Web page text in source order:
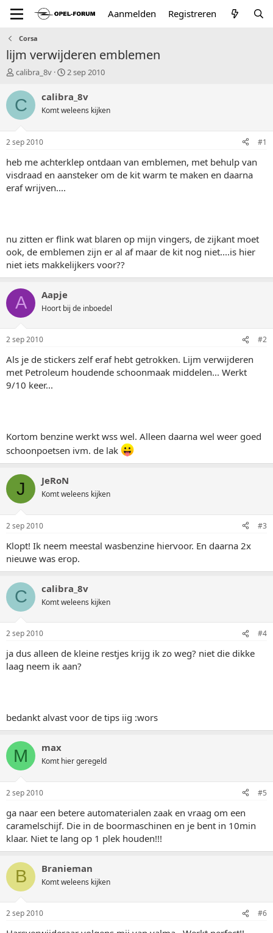
Aanmelden Registreren
Corsa
lijm verwijderen emblemen
T
p
i
a
r
e
r
calibra_8v
S
a
t
u
2 sep 2010
C calibra_8v
Komt weleens kijken
2 sep 2010 #1
heb me achterklep ontdaan van emblemen, met behulp van
visdraad en aansteker om de kit warm te maken en daarna
eraf wrijven....
nu zitten er flink wat blaren op mijn vingers, de zijkant moet
ook, de emblemen zijn er al af maar de kit nog niet....is hier
niet iets makkelijkers voor??
A Aapje
Hoort bij de inboedel
2 sep 2010 #2
Als je de stickers zelf eraf hebt getrokken. Lijm verwijderen
met Petroleum houdende schoonmaak middelen... Werkt
9/10 keer...
Kortom benzine werkt wss wel. Alleen daarna wel weer goed
schoonpoetsen ivm. de lak
J JeRoN
Komt weleens kijken
2 sep 2010 #3
Klopt! Ik neem meestal wasbenzine hiervoor. En daarna 2x
nieuwe was erop.
C calibra_8v
Komt weleens kijken
2 sep 2010 #4
ja dus alleen de kleine restjes krijg ik zo weg? niet die dikke
laag neem ik aan?
bedankt alvast voor de tips iig :wors
M max
Komt hier geregeld
2 sep 2010 #5
ga naar een betere automaterialen zaak en vraag om een
caramelschijf. Die in de boormaschinen en je bent in 10min
klaar. Niet te lang op 1 plek houden!!!
B Branieman
Komt weleens kijken
2 sep 2010 #6